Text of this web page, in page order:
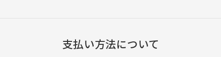
支払い方法について